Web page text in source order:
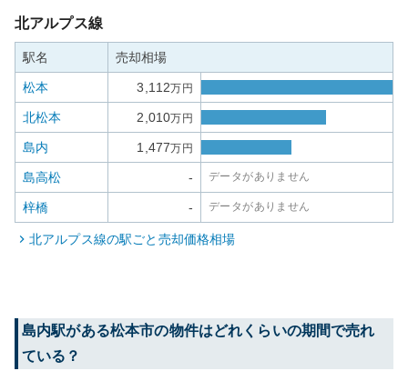
北アルプス線
駅名 売却相場
松本 3,112万円
北松本 2,010万円
島内 1,477万円
島高松 - データがありません
梓橋 - データがありません
北アルプス線の駅ごと売却価格相場
島内駅がある松本市の物件はどれくらいの期間で売れ
ている？